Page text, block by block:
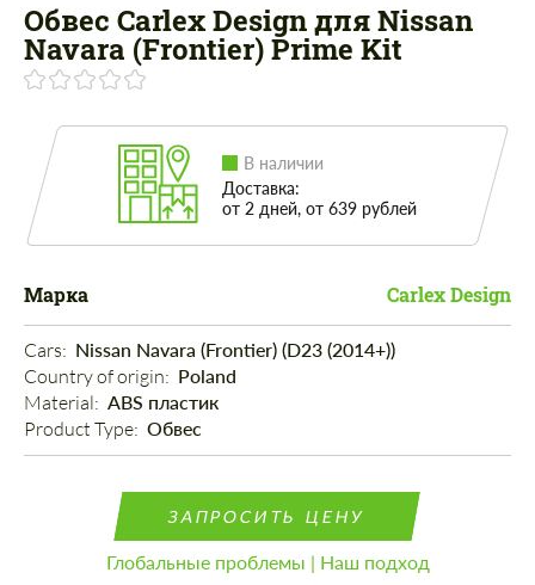
Обвес Carlex Design для Nissan
Navara (Frontier) Prime Kit
В наличии
Доставка:
от 2 дней, от 639 рублей
Марка Carlex Design
Cars: Nissan Navara (Frontier) (D23 (2014+))
Country of origin: Poland
Material: ABS пластик
Product Type: Обвес
ЗАПРОСИТЬ ЦЕНУ
Глобальные проблемы | Наш подход